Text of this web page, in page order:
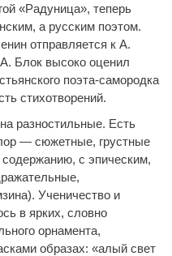
«Радуница», теперь
а русским поэтом.
отправляется к А.
Блок высоко оценил
поэта-самородка
стихотворений.
разностильные. Есть
— сюжетные, грустные
содержанию, с эпическим,
Ученичество и
в ярких, словно
орнамента,
образах: «алый свет